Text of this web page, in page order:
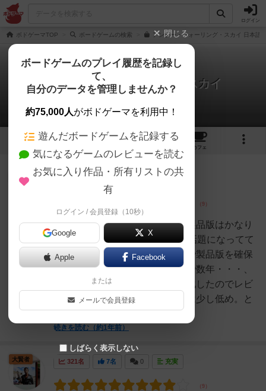
ログイン
ボドゲーマTOP ボードゲームの検索 アンダー・フォーリング・スカイ 日本語
アンダー・フォーリング・スカイ
14件のレビュー
5 4 14
カフェ
422名 充実
ソロゲーとしてかなり面白い、製品版はかなり
パワーアップ！数年前にPNPで話題になってて
それをプレイして面白かったので製品版を確保
してましたそしてそのまま積んで数年・・・、
この度シナリオ含め積みゲー消化したのでレビ
ュー〇ダイスゲーだが、運要素は少し低め。と
いうより自分でコント...
続きを読む（約1年前）
321名 7名 0 充実
大賢者
閉じる
ボードゲームのプレイ履歴を記録し
て、
自分のデータを管理しませんか？
約75,000人がボドゲーマを利用中！
遊んだボードゲームを記録する
気になるゲームのレビューを読む
お気に入り作品・所有リストの共
有
ログイン / 会員登録（10秒）
Google X
Apple Facebook
または
メールで会員登録
しばらく表示しない